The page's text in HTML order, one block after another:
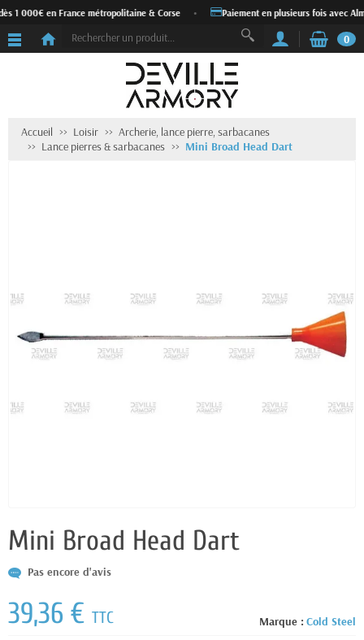
1 000€ en France métropolitaine & Corse Paiement en plusieurs fois avec
0
Accueil Loisir
Archerie, lance pierre, sarbacanes
Lance pierres & sarbacanes
Mini Broad Head Dart
Mini Broad Head Dart
Pas encore d'avis
Marque : Cold Steel
39,36 € TTC